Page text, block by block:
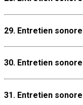
29. Entretien
30. Entretien
31. Entretien